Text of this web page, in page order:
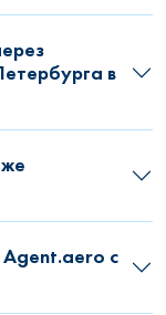
в
Agent.aero с